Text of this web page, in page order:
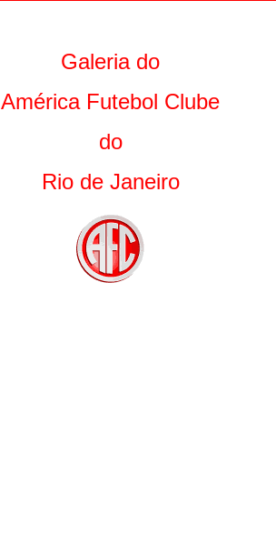
Galeria do
América Futebol Clube
do
Rio de Janeiro